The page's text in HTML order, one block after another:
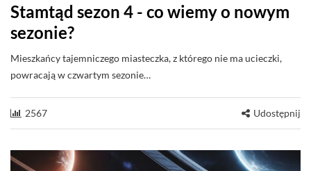
Stamtąd sezon 4 - co wiemy o nowym
sezonie?
Mieszkańcy tajemniczego miasteczka, z którego nie ma ucieczki,
powracają w czwartym sezonie…
2567 Udostępnij